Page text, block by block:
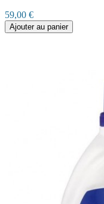
59,00 €
Ajouter au panier